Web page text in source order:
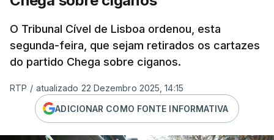
O Tribunal Cível de Lisboa ordenou, esta
segunda-feira, que sejam retirados os cartazes
do partido Chega sobre ciganos.
RTP / atualizado 22 Dezembro 2025, 14:15
ADICIONAR COMO FONTE INFORMATIVA